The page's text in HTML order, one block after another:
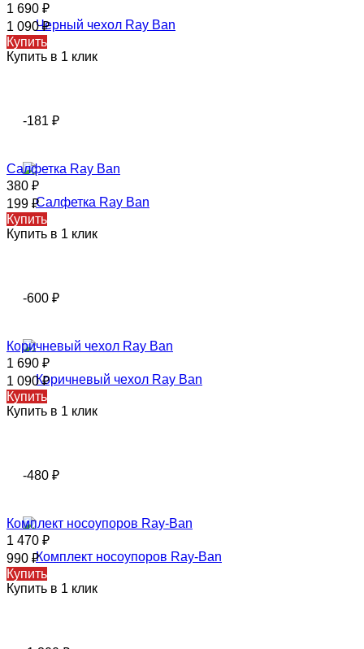
1 690 ₽
1 090₽
Купить
Купить в 1 клик
-181 ₽
Салфетка Ray Ban
380 ₽
199 ₽
Купить
Купить в 1 клик
-600 ₽
Коричневый чехол Ray Ban
1 690 ₽
1 090₽
Купить
Купить в 1 клик
-480 ₽
Комплект носоупоров Ray-Ban
1 470 ₽
990 ₽
Купить
Купить в 1 клик